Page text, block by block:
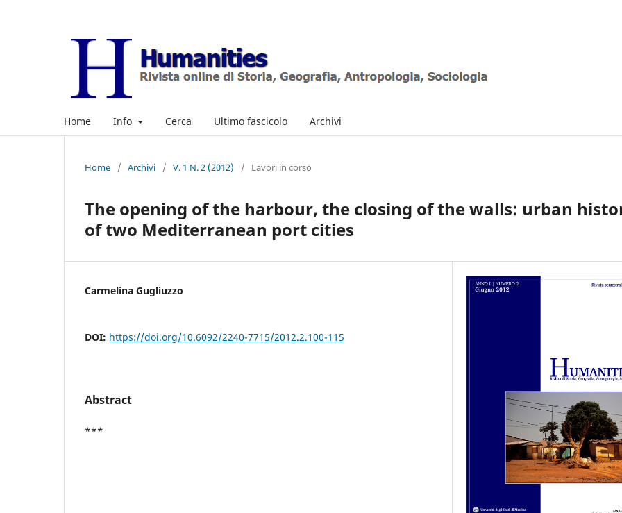
Home Info Cerca Ultimo fascicolo Archivi
Home / Archivi / V. 1 N. 2 (2012) / Lavori in corso
The opening of the harbour, the closing of the walls: urban
of two Mediterranean port cities
Carmelina Gugliuzzo
DOI: https://doi.org/10.6092/2240-7715/2012.2.100-115
Abstract
***